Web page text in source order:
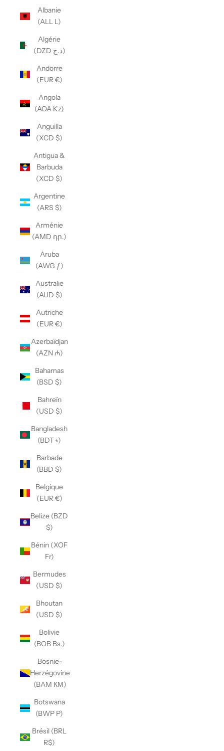
Albanie
(ALL L)
Algérie
(DZD د.ج)
Andorre
(EUR €)
Angola
(AOA Kz)
Anguilla
(XCD $)
Antigua &
Barbuda
(XCD $)
Argentine
(ARS $)
Arménie
(AMD դր.)
Aruba
(AWG ƒ)
Australie
(AUD $)
Autriche
(EUR €)
Azerbaïdjan
(AZN ₼)
Bahamas
(BSD $)
Bahreïn
(USD $)
Bangladesh
(BDT ৳)
Barbade
(BBD $)
Belgique
(EUR €)
Belize (BZD
$)
Bénin (XOF
Fr)
Bermudes
(USD $)
Bhoutan
(USD $)
Bolivie
(BOB Bs.)
Bosnie-
Herzégovine
(BAM КМ)
Botswana
(BWP P)
Brésil (BRL
R$)